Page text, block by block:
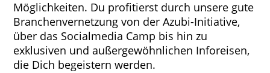
Möglichkeiten. Du profitierst durch unsere gute
Branchenvernetzung von der Azubi-Initiative,
über das Socialmedia Camp bis hin zu
exklusiven und außergewöhnlichen Inforeisen,
die Dich begeistern werden.